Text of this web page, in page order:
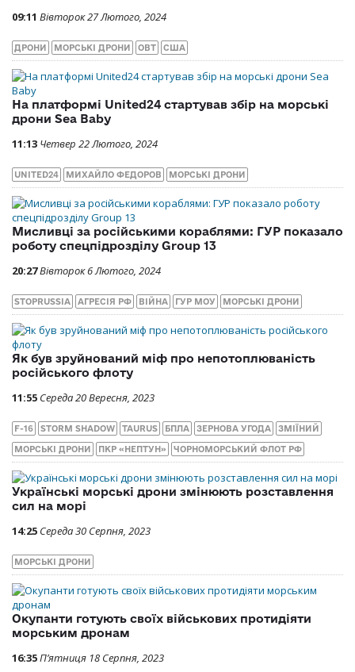
09:11 Вівторок 27 Лютого, 2024
ДРОНИ МОРСЬКІ ДРОНИ ОВТ США
На платформі United24 стартував збір на морські
дрони Sea Baby
11:13 Четвер 22 Лютого, 2024
UNITED24 МИХАЙЛО ФЕДОРОВ МОРСЬКІ ДРОНИ
Мисливці за російськими кораблями: ГУР показало
роботу спецпідрозділу Group 13
20:27Вівторок 6 Лютого, 2024
STOPRUSSIA АГРЕСІЯ РФ ВІЙНА ГУР МОУ МОРСЬКІ ДРОНИ
Як був зруйнований міф про непотоплюваність
російського флоту
11:55 Середа 20 Вересня, 2023
F-16 STORM SHADOW TAURUS БПЛА ЗЕРНОВА УГОДА ЗМІЇНИЙ
МОРСЬКІ ДРОНИ ПКР «НЕПТУН» ЧОРНОМОРСЬКИЙ ФЛОТ РФ
Українські морські дрони змінюють розставлення
сил на морі
14:25 Середа 30 Серпня, 2023
МОРСЬКІ ДРОНИ
Окупанти готують своїх військових протидіяти
морським дронам
16:35П’ятниця 18 Серпня, 2023